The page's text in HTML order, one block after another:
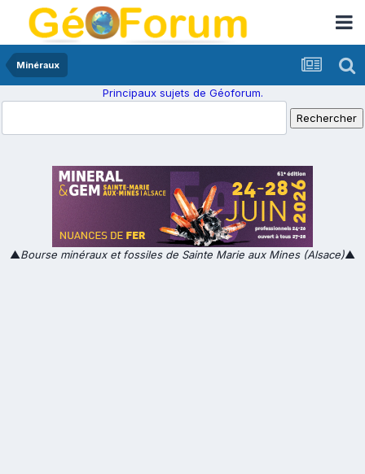
Minéraux
Principaux sujets de Géoforum.
▲Bourse minéraux et fossiles de Sainte Marie aux Mines (Alsace)▲